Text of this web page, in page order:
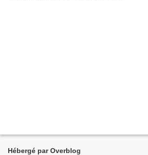
Hébergé par Overblog